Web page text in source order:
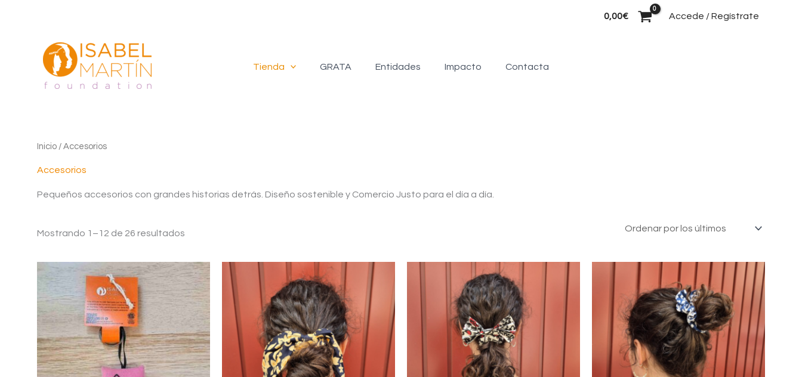
Buscar0,00€ Accede / Regístrate
Tienda GRATA Entidades Impacto Contacta
Inicio / Accesorios
Accesorios
Pequeños accesorios con grandes historias detrás. Diseño sostenible y Comercio Justo para el día a día.
Mostrando 1–12 de 26 resultados
últimos